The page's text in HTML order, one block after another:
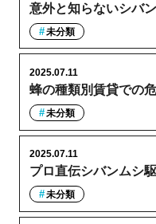
意外と知らないシバ
未分類
蜂の種類別賃貸での
2025.07.11
未分類
プロ直伝シバンムシ
2025.07.11
未分類